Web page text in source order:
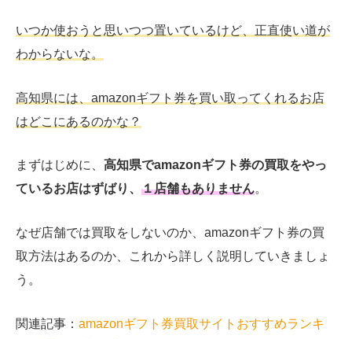
いつか使おうと思いつつ置いているけど、正直使い道が
わからないな。
高知県には、amazonギフト券を買い取ってくれるお店
はどこにあるのかな？
まずはじめに、 高知県でamazonギフト券の買取をやっ
ているお店はずばり、 １店舗もありません。
なぜ店舗では買取をしないのか、amazonギフト券の買
取方法はあるのか、これから詳しく説明していきましょ
う。
関連記事： amazonギフト券買取サイトおすすめランキ